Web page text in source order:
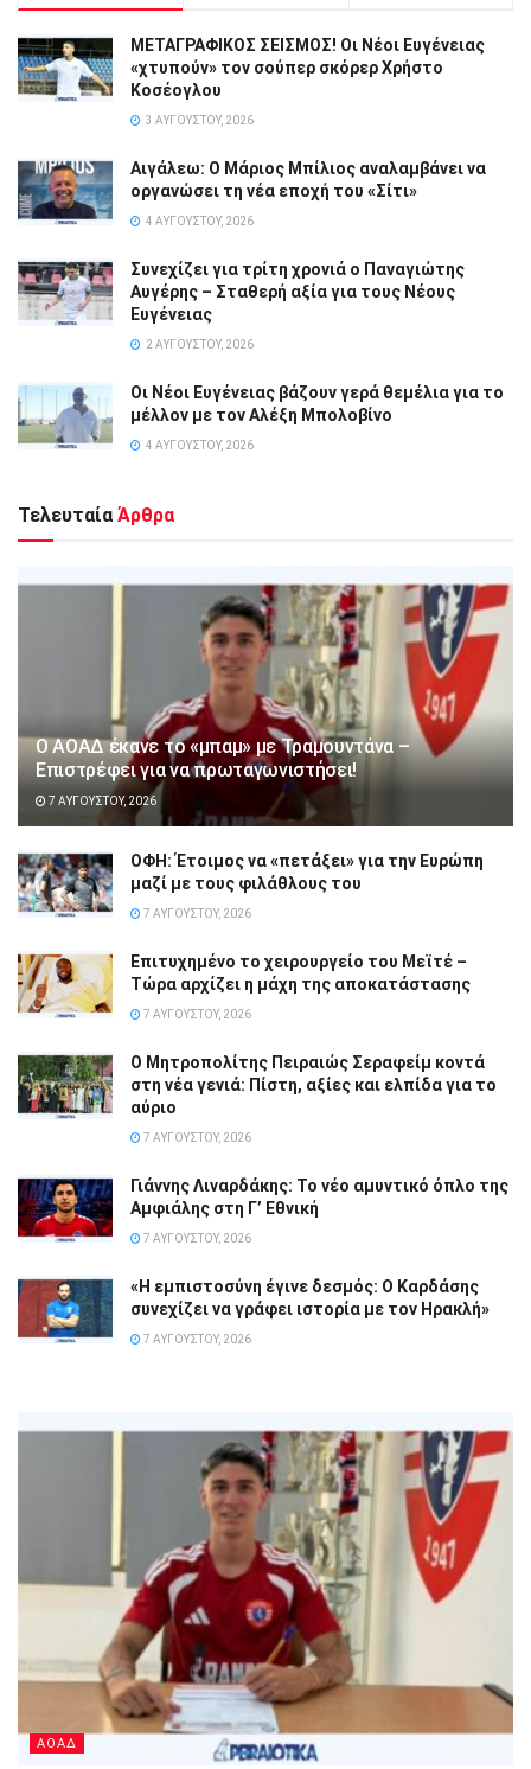
ΜΕΤΑΓΡΑΦΙΚΟΣ ΣΕΙΣΜΟΣ! Οι Νέοι Ευγένειας
«χτυπούν» τον σούπερ σκόρερ Χρήστο
Κοσέογλου
3 ΑΥΓΟΎΣΤΟΥ, 2026
Αιγάλεω: Ο Μάριος Μπίλιος αναλαμβάνει να
οργανώσει τη νέα εποχή του «Σίτι»
4 ΑΥΓΟΎΣΤΟΥ, 2026
Συνεχίζει για τρίτη χρονιά ο Παναγιώτης
Αυγέρης – Σταθερή αξία για τους Νέους
Ευγένειας
2 ΑΥΓΟΎΣΤΟΥ, 2026
Οι Νέοι Ευγένειας βάζουν γερά θεμέλια για το
μέλλον με τον Αλέξη Μπολοβίνο
4 ΑΥΓΟΎΣΤΟΥ, 2026
Τελευταία Άρθρα
Ο ΑΟΑΔ έκανε το «μπαμ» με Τραμουντάνα –
Επιστρέφει για να πρωταγωνιστήσει!
7 ΑΥΓΟΎΣΤΟΥ, 2026
ΟΦΗ: Έτοιμος να «πετάξει» για την Ευρώπη
μαζί με τους φιλάθλους του
7 ΑΥΓΟΎΣΤΟΥ, 2026
Επιτυχημένο το χειρουργείο του Μεϊτέ –
Τώρα αρχίζει η μάχη της αποκατάστασης
7 ΑΥΓΟΎΣΤΟΥ, 2026
Ο Μητροπολίτης Πειραιώς Σεραφείμ κοντά
στη νέα γενιά: Πίστη, αξίες και ελπίδα για το
αύριο
7 ΑΥΓΟΎΣΤΟΥ, 2026
Γιάννης Λιναρδάκης: Το νέο αμυντικό όπλο της
Αμφιάλης στη Γ’ Εθνική
7 ΑΥΓΟΎΣΤΟΥ, 2026
«Η εμπιστοσύνη έγινε δεσμός: Ο Καρδάσης
συνεχίζει να γράφει ιστορία με τον Ηρακλή»
7 ΑΥΓΟΎΣΤΟΥ, 2026
ΑΟΑΔ